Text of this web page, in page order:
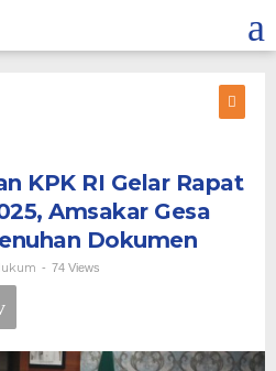
KPK RI Gelar Rapat
Amsakar Gesa
Dokumen
- 74 Views